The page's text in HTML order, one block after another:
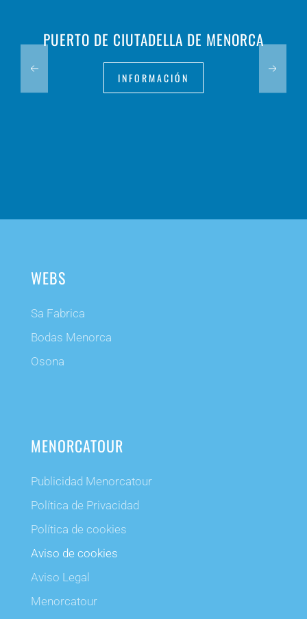
PUERTO DE CIUTADELLA DE MENORCA
INFORMACIÓN
WEBS
Sa Fabrica
Bodas Menorca
Osona
MENORCATOUR
Publicidad Menorcatour
Política de Privacidad
Política de cookies
Aviso de cookies
Aviso Legal
Menorcatour